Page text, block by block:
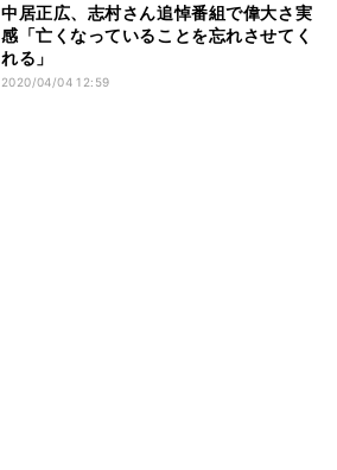
中居正広、志村さん追悼番組で偉大さ実
感「亡くなっていることを忘れさせてく
れる」
2020/04/04 12:59